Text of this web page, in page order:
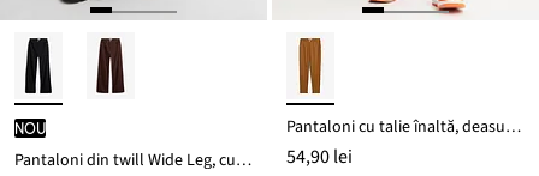
nou
Pantaloni din twill Wide Leg, cu talie înaltă
Pantaloni cu talie înaltă, deasupra gleznei, din amestec de in și viscoză
54,90 lei